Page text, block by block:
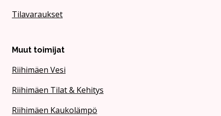
Tilavaraukset
Muut toimijat
Riihimäen Vesi
Riihimäen Tilat & Kehitys
Riihimäen Kaukolämpö